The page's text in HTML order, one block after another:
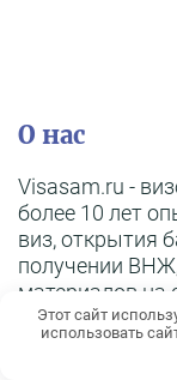
О нас
Visasam.ru -
более 10 лет
виз, открытия
получении
материалов на
визовые
живущие за
Этот сайт
использовать